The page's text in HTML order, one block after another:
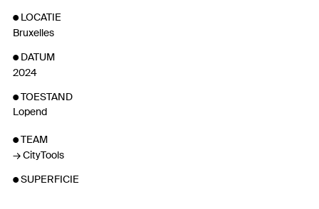
LOCATIE
Bruxelles
DATUM
2024
TOESTAND
Lopend
TEAM
CityTools
SUPERFICIE